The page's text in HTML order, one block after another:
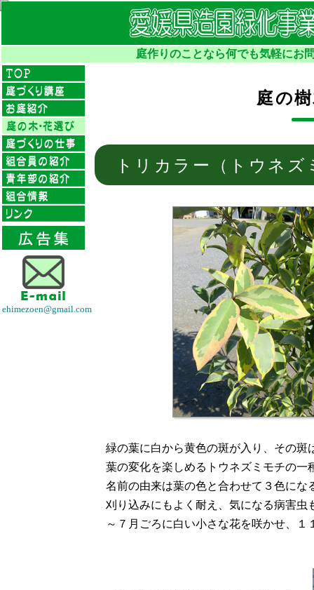
庭作りのことなら何でも気軽にお
ehimezoen@gmail.com
庭の
トリカラー（トウネズ
緑の葉に白から黄色の斑が入り、その
葉の変化を楽しめるトウネズミモチの一
名前の由来は葉の色と合わせて３色にな
刈り込みにもよく耐え、気になる病害
～７月ごろに白い小さな花を咲かせ、